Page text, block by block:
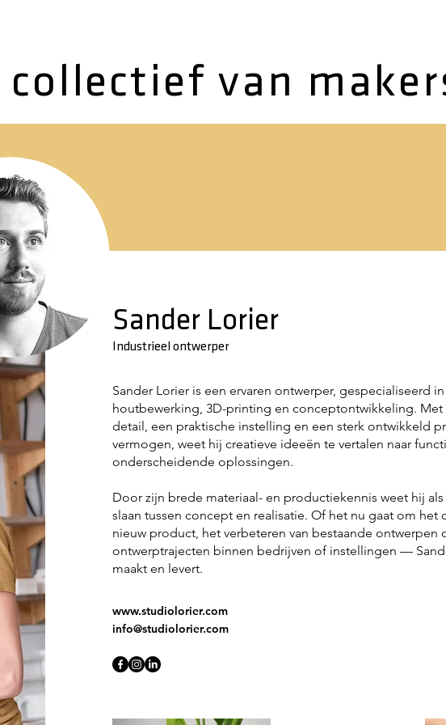
collectief van
Sander Lorier
Industrieel ontwerper
Sander Lorier is een ervaren ontwerper, gespecialiseerd
houtbewerking, 3D-printing en conceptontwikkeling.
detail, een praktische instelling en een sterk ontwikkeld
vermogen, weet hij creatieve ideeën te vertalen naar
onderscheidende oplossingen.
Door zijn brede materiaal- en productiekennis weet hij
slaan tussen concept en realisatie. Of het nu gaat om het
nieuw product, het verbeteren van bestaande ontwerpen
ontwerptrajecten binnen bedrijven of instellingen —
maakt en levert.
www.studiolorier.com
info@studiolorier.com